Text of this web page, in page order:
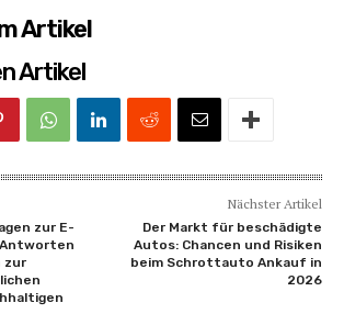
Artikel
Artikel
zur E-
zur
Nächster Artikel
Der Markt für beschädigte
Autos: Chancen und Risiken
beim Schrottauto Ankauf in
2026